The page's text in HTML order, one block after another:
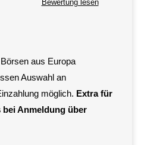
aus Europa
Auswahl an
möglich. Extra für
Anmeldung über
Bewertung lesen